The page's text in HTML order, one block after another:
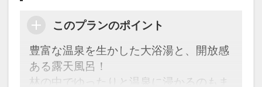
天然温泉掛け流し！
山々と原生林を眺められます。
掛け流しのウトロの湯で旅の疲れを癒さ
このプランのポイント
豊富な温泉を生かした大浴湯と、開放感
ある露天風呂！
林の中でゆったりと温泉に浸かるのもま